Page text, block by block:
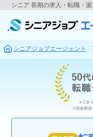
シニア 長期の求人・転職・
シニアジョブエージェント